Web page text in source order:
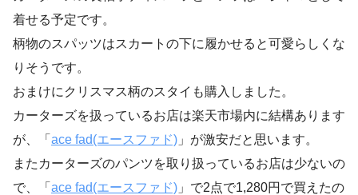
着せる予定です。
柄物のスパッツはスカートの下に履かせると可愛らしくな
りそうです。
おまけにクリスマス柄のスタイも購入しました。
カーターズを扱っているお店は楽天市場内に結構あります
が、「 ace fad(エースファド) 」が激安だと思います。
またカーターズのパンツを取り扱っているお店は少ないの
で、「 ace fad(エースファド) 」で2点で1,280円で買えたの